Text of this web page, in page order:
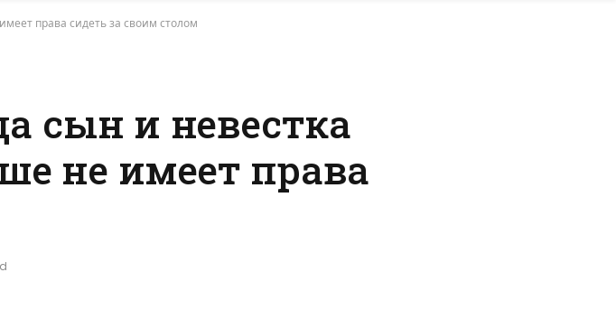
права сидеть за своим столом
сын и невестка
не имеет права